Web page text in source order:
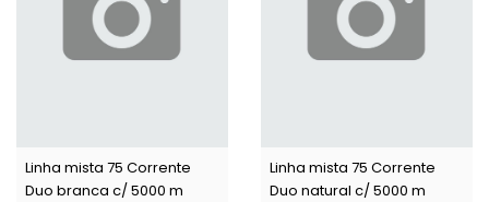
Linha mista 75 Corrente
Duo branca c/ 5000 m
Linha mista 75 Corrente
Duo natural c/ 5000 m